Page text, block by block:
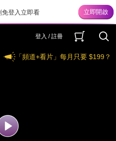
登入立即看
登入 / 註冊
「頻道+看片」每月只要 $199？